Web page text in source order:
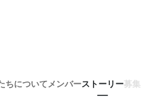
ちについて メンバーストーリー募集